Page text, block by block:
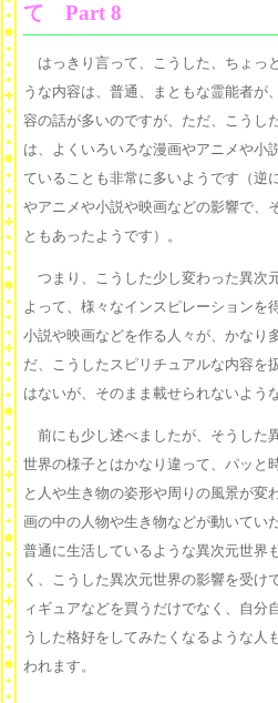
て Part 8
はっきり言って、こうした、ちょっ
うな内容は、普通、まともな霊能者が
容の話が多いのですが、ただ、こうし
は、よくいろいろな漫画やアニメや小
ていることも非常に多いようです（逆
やアニメや小説や映画などの影響で、
ともあったようです）。
つまり、こうした少し変わった異次
よって、様々なインスピレーションを
小説や映画などを作る人々が、かなり
だ、こうしたスピリチュアルな内容を
はないが、そのまま載せられないよう
前にも少し述べましたが、そうした
世界の様子とはかなり違って、パッと
と人や生き物の姿形や周りの風景が変
画の中の人物や生き物などが動いてい
普通に生活しているような異次元世界
く、こうした異次元世界の影響を受け
ィギュアなどを買うだけでなく、自分
うした格好をしてみたくなるような人
われます。